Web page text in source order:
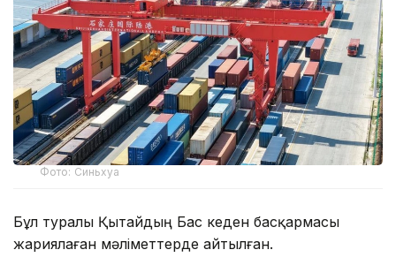
Фото: Синьхуа
Бұл туралы Қытайдың Бас кеден басқармасы
жариялаған мәліметтерде айтылған.